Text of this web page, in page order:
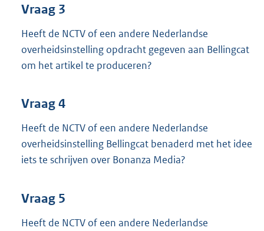
Vraag 3
Heeft de NCTV of een andere Nederlandse
overheidsinstelling opdracht gegeven aan Bellingcat
om het artikel te produceren?
Vraag 4
Heeft de NCTV of een andere Nederlandse
overheidsinstelling Bellingcat benaderd met het idee
iets te schrijven over Bonanza Media?
Vraag 5
Heeft de NCTV of een andere Nederlandse